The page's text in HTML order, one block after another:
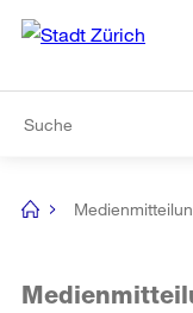
Navigation
[no